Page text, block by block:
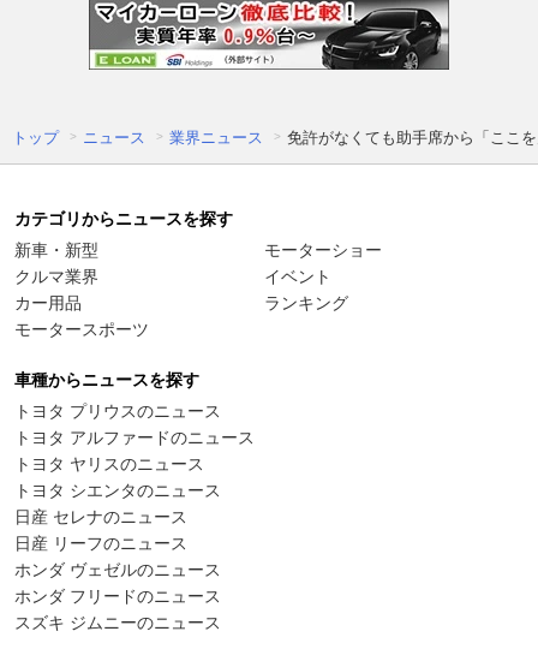
トップ ニュース 業界ニュース 免許がなくても助手席から「ここ
カテゴリからニュースを探す
新車・新型
クルマ業界
カー用品
モータースポーツ
モーターショー
イベント
ランキング
車種からニュースを探す
トヨタ プリウスのニュース
トヨタ アルファードのニュース
トヨタ ヤリスのニュース
トヨタ シエンタのニュース
日産 セレナのニュース
日産 リーフのニュース
ホンダ ヴェゼルのニュース
ホンダ フリードのニュース
スズキ ジムニーのニュース